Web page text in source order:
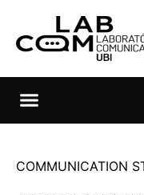
COMMUNICATION